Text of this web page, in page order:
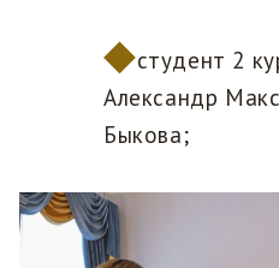
студент 2
Александр
Быкова;